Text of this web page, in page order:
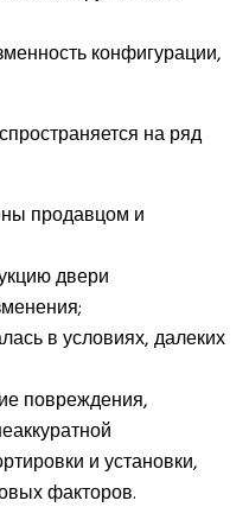
конфигурации,
на ряд
продавцом и
двери
в условиях, далеких
повреждения,
и установки,
факторов.